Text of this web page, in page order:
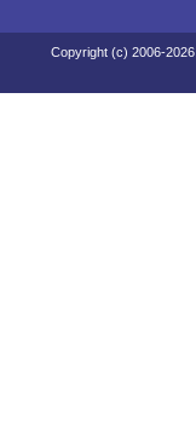
Copyright (c) 2006-